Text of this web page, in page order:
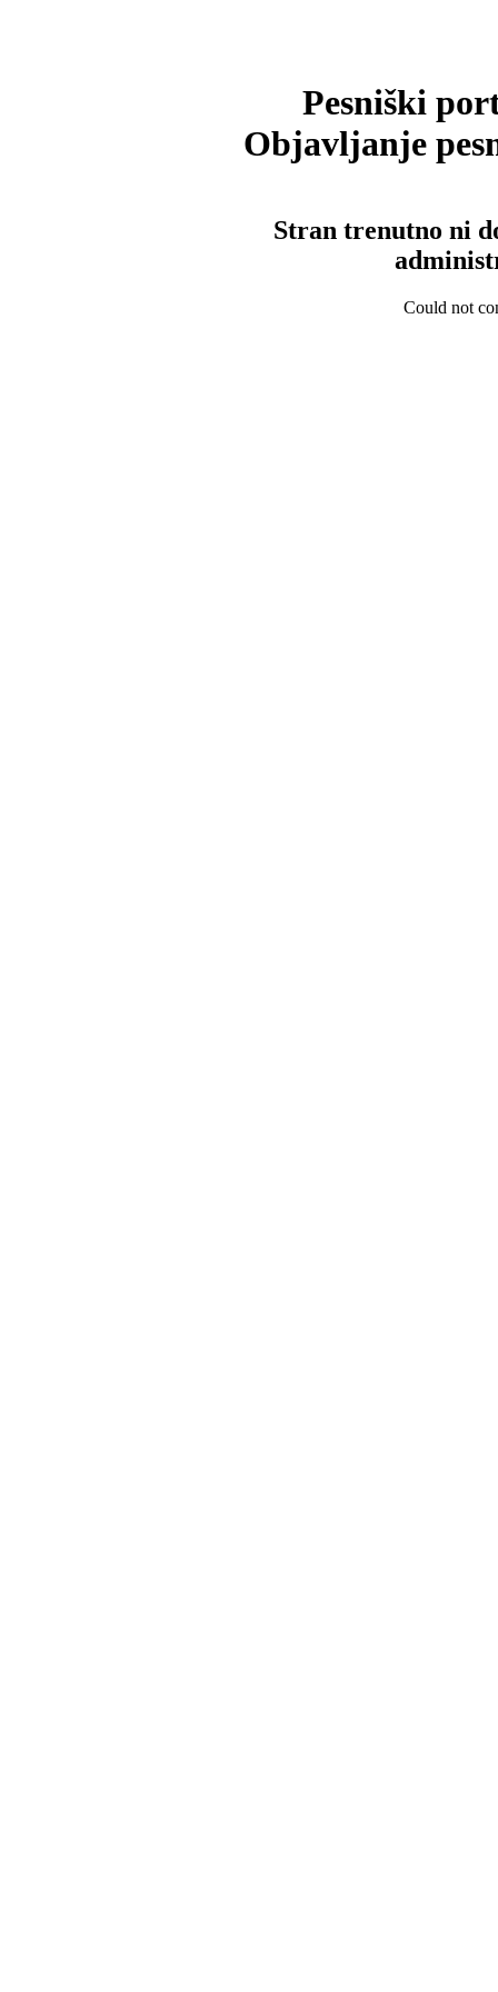
Pesniški
Objavljanje
Stran trenutno ni
Could not